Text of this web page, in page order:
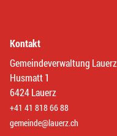
Kontakt
Gemeindeverwaltung Lauerz
Husmatt 1
6424 Lauerz
+41 41 818 66 88
gemeinde@lauerz.ch